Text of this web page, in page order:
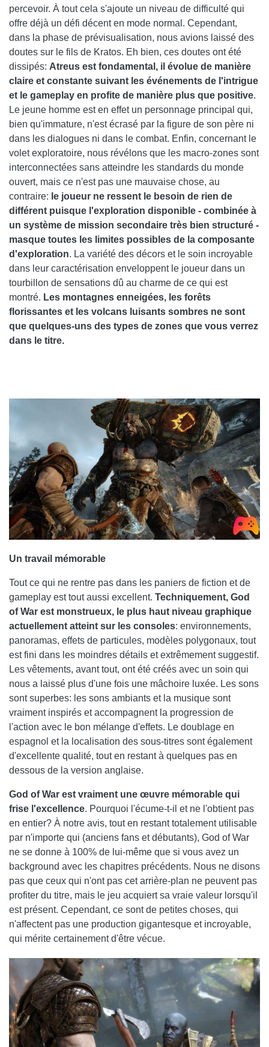
percevoir. À tout cela s'ajoute un niveau de difficulté qui
offre déjà un défi décent en mode normal. Cependant,
dans la phase de prévisualisation, nous avions laissé des
doutes sur le fils de Kratos. Eh bien, ces doutes ont été
dissipés: Atreus est fondamental, il évolue de manière
claire et constante suivant les événements de l'intrigue
et le gameplay en profite de manière plus que positive.
Le jeune homme est en effet un personnage principal qui,
bien qu'immature, n'est écrasé par la figure de son père ni
dans les dialogues ni dans le combat. Enfin, concernant le
volet exploratoire, nous révélons que les macro-zones sont
interconnectées sans atteindre les standards du monde
ouvert, mais ce n'est pas une mauvaise chose, au
contraire: le joueur ne ressent le besoin de rien de
différent puisque l'exploration disponible - combinée à
un système de mission secondaire très bien structuré -
masque toutes les limites possibles de la composante
d'exploration. La variété des décors et le soin incroyable
dans leur caractérisation enveloppent le joueur dans un
tourbillon de sensations dû au charme de ce qui est
montré. Les montagnes enneigées, les forêts
florissantes et les volcans luisants sombres ne sont
que quelques-uns des types de zones que vous verrez
dans le titre.
Un travail mémorable
Tout ce qui ne rentre pas dans les paniers de fiction et de
gameplay est tout aussi excellent. Techniquement, God
of War est monstrueux, le plus haut niveau graphique
actuellement atteint sur les consoles: environnements,
panoramas, effets de particules, modèles polygonaux, tout
est fini dans les moindres détails et extrêmement suggestif.
Les vêtements, avant tout, ont été créés avec un soin qui
nous a laissé plus d'une fois une mâchoire luxée. Les sons
sont superbes: les sons ambiants et la musique sont
vraiment inspirés et accompagnent la progression de
l'action avec le bon mélange d'effets. Le doublage en
espagnol et la localisation des sous-titres sont également
d'excellente qualité, tout en restant à quelques pas en
dessous de la version anglaise.
God of War est vraiment une œuvre mémorable qui
frise l'excellence. Pourquoi l'écume-t-il et ne l'obtient pas
en entier? À notre avis, tout en restant totalement utilisable
par n'importe qui (anciens fans et débutants), God of War
ne se donne à 100% de lui-même que si vous avez un
background avec les chapitres précédents. Nous ne disons
pas que ceux qui n'ont pas cet arrière-plan ne peuvent pas
profiter du titre, mais le jeu acquiert sa vraie valeur lorsqu'il
est présent. Cependant, ce sont de petites choses, qui
n'affectent pas une production gigantesque et incroyable,
qui mérite certainement d'être vécue.